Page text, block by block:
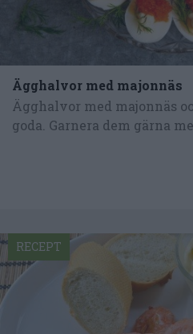
Ägghalvor med majonnäs
Ägghalvor med majonnäs
goda. Garnera dem gärna
RECEPT